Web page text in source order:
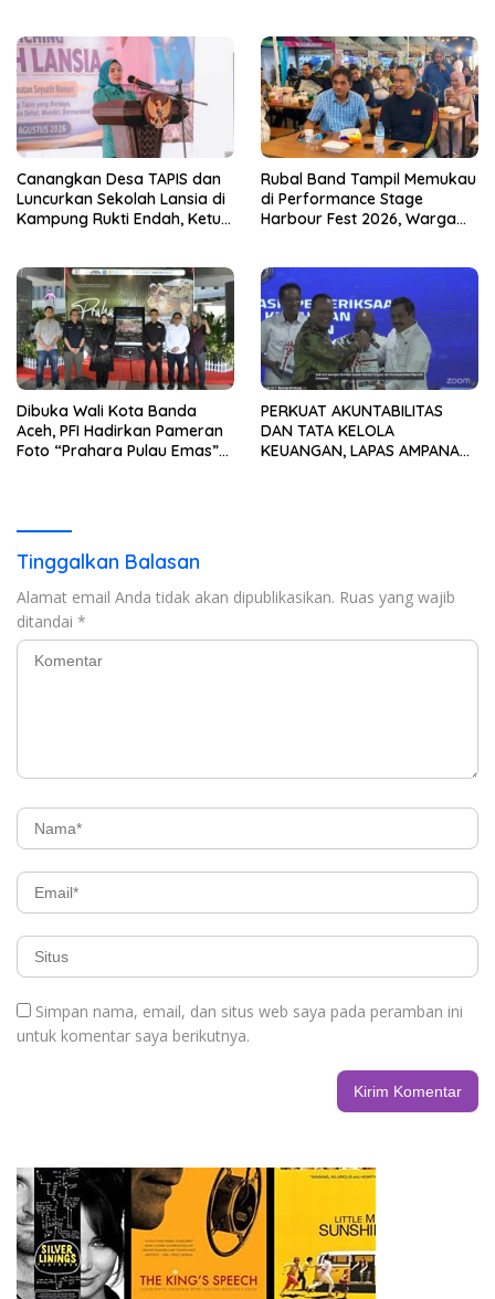
Canangkan Desa TAPIS dan
Luncurkan Sekolah Lansia di
Kampung Rukti Endah, Ketua
dari Desa
Rubal Band Tampil Memukau
di Performance Stage
Harbour Fest 2026, Warga
Terbaik
Dibuka Wali Kota Banda
Aceh, PFI Hadirkan Pameran
Foto “Prahara Pulau Emas”
PERKUAT AKUNTABILITAS
DAN TATA KELOLA
KEUANGAN, LAPAS AMPANA
Tinggalkan Balasan
Alamat email Anda tidak akan dipublikasikan. Ruas yang wajib
ditandai *
Simpan nama, email, dan situs web saya pada peramban ini
untuk komentar saya berikutnya.